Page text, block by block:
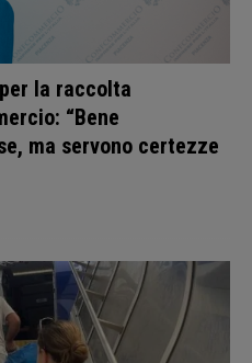
la raccolta
“Bene
ma servono certezze